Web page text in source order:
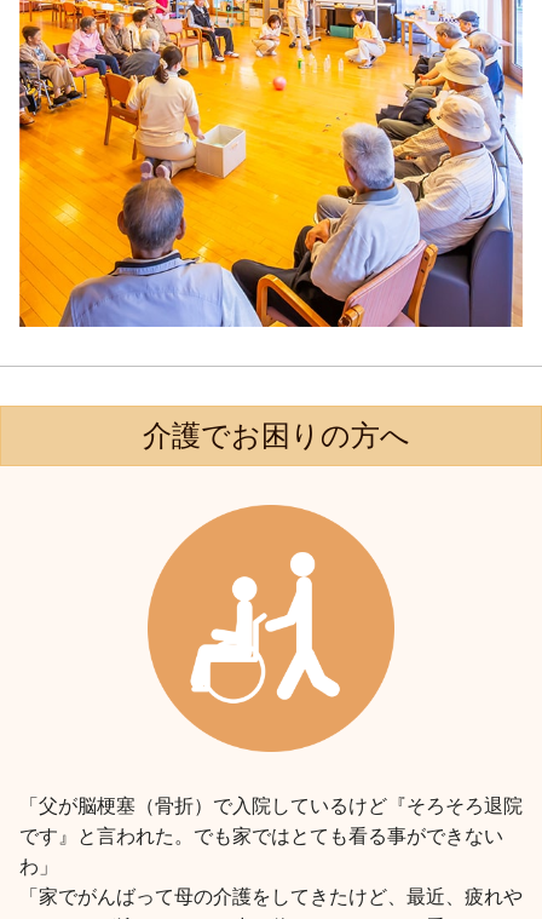
介護でお困りの方へ
「父が脳梗塞（骨折）で入院しているけど『そろそろ退院
です』と言われた。でも家ではとても看る事ができない
わ」
「家でがんばって母の介護をしてきたけど、最近、疲れや